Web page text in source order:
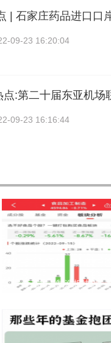
| 石家庄药品进口口
09-23 16:20:04
点:第二十届东亚机场
09-23 16:16:44
食品加工制造板块近一